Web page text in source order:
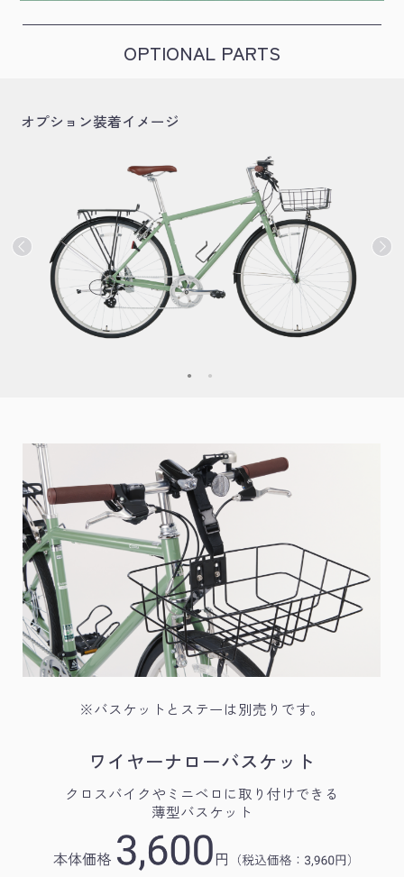
OPTIONAL PARTS
オプション装着イメージ
※バスケットとステーは別売りです。
ワイヤーナローバスケット
クロスバイクやミニベロに取り付けできる
薄型バスケット